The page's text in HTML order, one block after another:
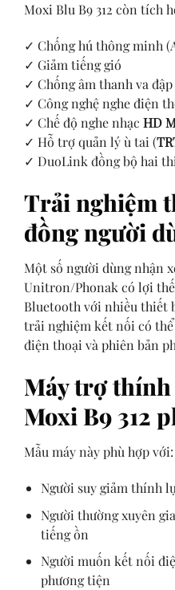
Moxi Blu B9 312 còn tích
✓ Chống hú thông minh
✓ Giảm tiếng gió
✓ Chống âm thanh va
✓ Công nghệ nghe điện
✓ Chế độ nghe nhạc HD
✓ Hỗ trợ quản lý ù tai (
✓ DuoLink đồng bộ hai
Trải nghiệm
đồng người
Một số người dùng nhận
Unitron/Phonak có lợi
Bluetooth với nhiều thiết
trải nghiệm kết nối có
điện thoại và phiên bản
Máy trợ
Moxi B9 312
Mẫu máy này phù hợp với:
Người suy giảm thính
Người thường xuyên
tiếng ồn
Người muốn kết nối
phương tiện